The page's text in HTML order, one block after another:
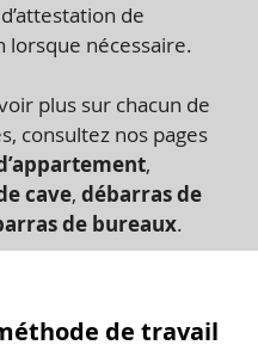
de
lorsque nécessaire.
plus sur chacun de
consultez nos pages
,
cave, débarras de
de bureaux.
de travail